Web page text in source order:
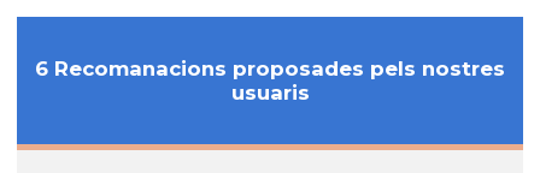
6 Recomanacions proposades pels nostres
usuaris